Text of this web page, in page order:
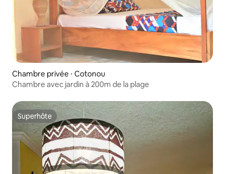
Chambre privée ⋅ Cotonou
Chambre avec jardin à 200m de la plage
Superhôte
Superhôte